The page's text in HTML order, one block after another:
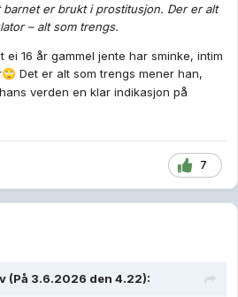
barnet er brukt i prostitusjon. Der er alt
– alt som trengs.
16 år gammel jente har sminke, intim
🙄 Det er alt som trengs mener han,
verden en klar indikasjon på
7
(På 3.6.2026 den 4.22):